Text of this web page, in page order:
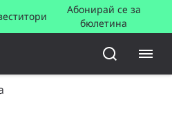
Абонирай се за
бюлетина